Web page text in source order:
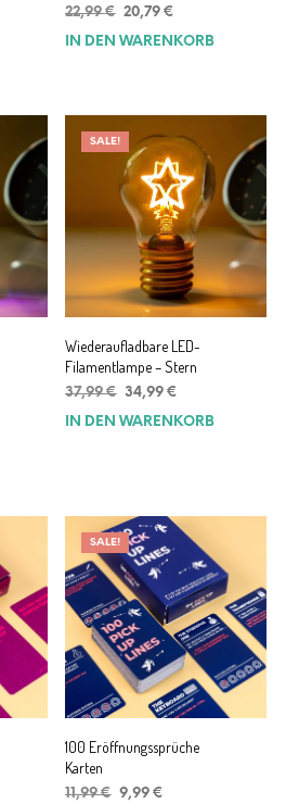
22,99€ Ursprünglicher
Preis
20,79 €Aktueller
Preis
IN DEN WARENKORB
SALE!
Wiederaufladbare LED-
Filamentlampe – Stern
37,99€ Ursprünglicher
Preis
34,99 €Aktueller
Preis
IN DEN WARENKORB
SALE!
100 Eröffnungssprüche
Karten
11,99€ Ursprünglicher
9,99 €Aktueller